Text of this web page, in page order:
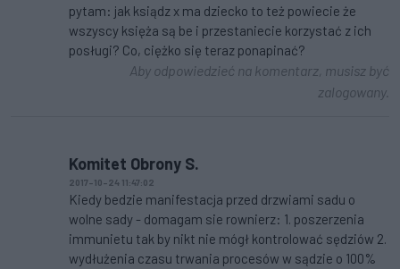
pytam: jak ksiądz x ma dziecko to też powiecie że
wszyscy księża są be i przestaniecie korzystać z ich
posługi? Co, ciężko się teraz ponapinać?
Aby odpowiedzieć na komentarz, musisz być
zalogowany.
Komitet Obrony S.
2017-10-24 11:47:02
Kiedy bedzie manifestacja przed drzwiami sadu o
wolne sady - domagam sie rownierz: 1. poszerzenia
immunietu tak by nikt nie mógł kontrolować sędziów 2.
wydłużenia czasu trwania procesów w sądzie o 100%